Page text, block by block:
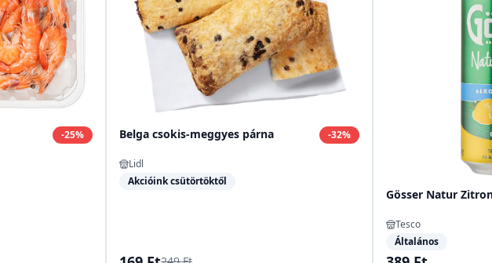
-25% Belga csokis-meggyes párna -32%
Lidl
Akcióink csütörtöktől
Gösser Natur
Tesco
Általános